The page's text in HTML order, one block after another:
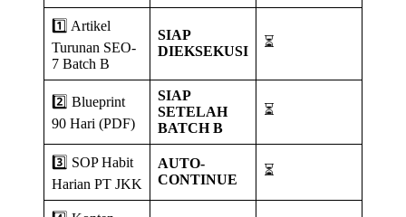
1️⃣ Artikel
Turunan SEO-
7 Batch B
SIAP
DIEKSEKUSI
⏳
2️⃣ Blueprint
90 Hari (PDF)
SIAP
SETELAH
BATCH B
⏳
3️⃣ SOP Habit
Harian PT JKK
AUTO-
CONTINUE
⏳